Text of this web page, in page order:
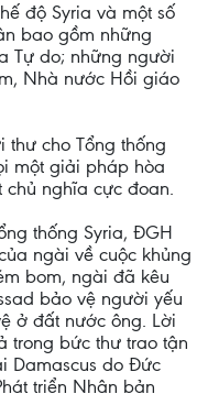
độ Syria và một số
bao gồm những
Tự do; những người
Nhà nước Hồi giáo
cho Tổng thống
một giải pháp hòa
chủ nghĩa cực đoan.
thống Syria, ĐGH
ngài về cuộc khủng
bom, ngài đã kêu
bảo vệ người yếu
ở đất nước ông. Lời
trong bức thư trao tận
Damascus do Đức
triển Nhân bản